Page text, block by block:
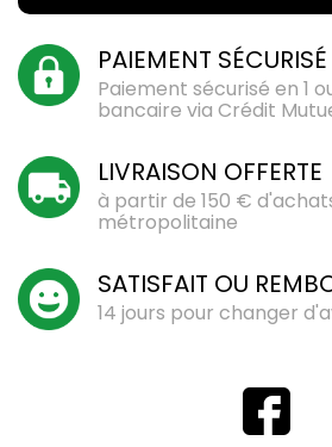
PAIEMENT SÉCURISÉ
Paiement sécurisé en 1
bancaire via Crédit
LIVRAISON OFFERTE
à partir de 150 €
métropolitaine
SATISFAIT OU
14 jours pour changer